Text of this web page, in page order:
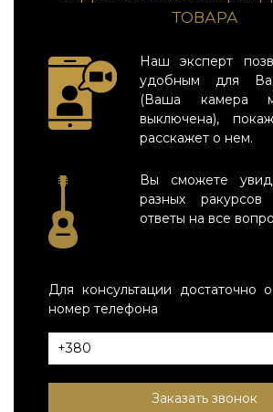
ТОВАРА
Наш эксперт
удобным для
(Ваша камера
выключена),
расскажет о нем.
Вы сможете
разных
ответы на все
Для консультации достаточно
номер телефона
Заказать звонок